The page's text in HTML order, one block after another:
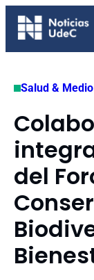
Saltar
Salud &
del